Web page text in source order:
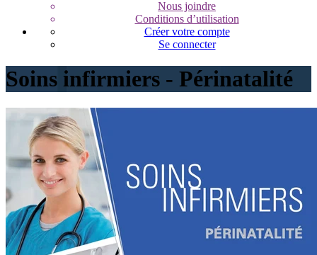
Nous joindre
Conditions d’utilisation
Créer votre compte
Se connecter
Soins infirmiers - Périnatalité